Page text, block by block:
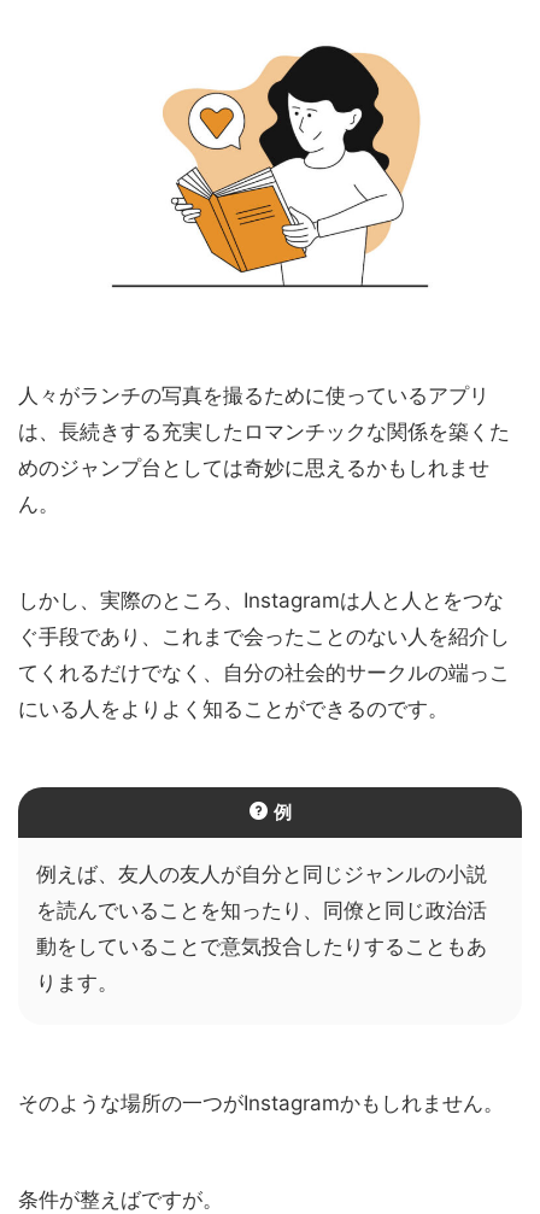
人々がランチの写真を撮るために使っているアプリ
は、長続きする充実したロマンチックな関係を築くた
めのジャンプ台としては奇妙に思えるかもしれませ
ん。
しかし、実際のところ、Instagramは人と人とをつな
ぐ手段であり、これまで会ったことのない人を紹介し
てくれるだけでなく、自分の社会的サークルの端っこ
にいる人をよりよく知ることができるのです。
例
例えば、友人の友人が自分と同じジャンルの小説
を読んでいることを知ったり、同僚と同じ政治活
動をしていることで意気投合したりすることもあ
ります。
そのような場所の一つがInstagramかもしれません。
条件が整えばですが。